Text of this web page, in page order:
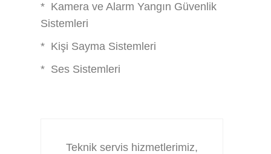
* Kamera ve Alarm Yangın Güvenlik
Sistemleri
* Kişi Sayma Sistemleri
* Ses Sistemleri
Teknik servis hizmetlerimiz,